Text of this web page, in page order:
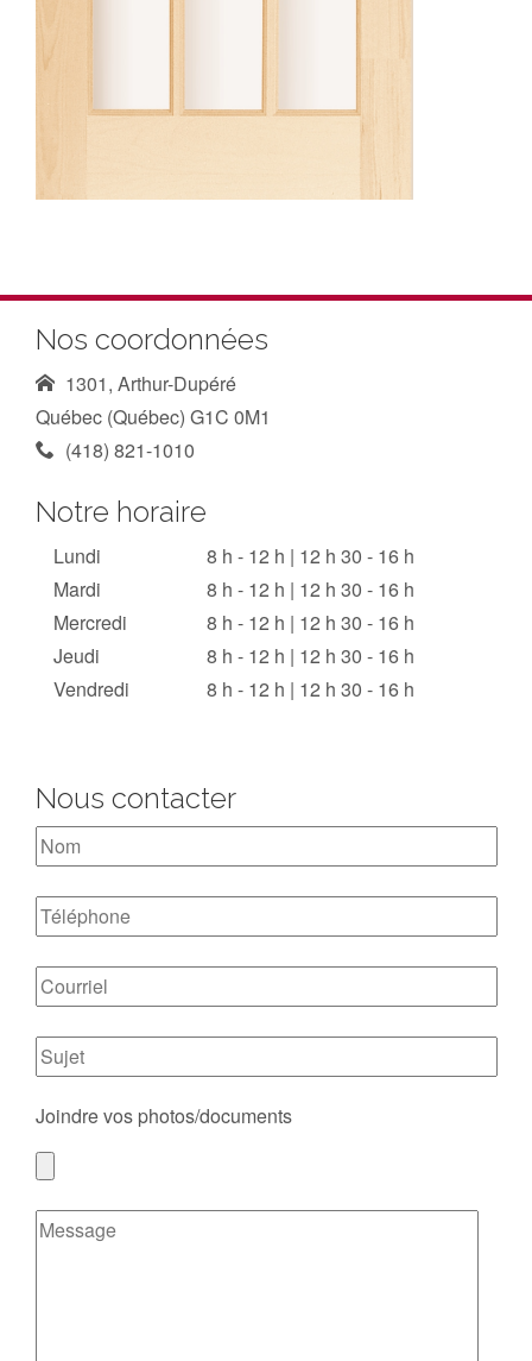
Nos coordonnées
1301, Arthur-Dupéré
Québec (Québec) G1C 0M1
(418) 821-1010
Notre horaire
Lundi
Mardi
Mercredi
Jeudi
Vendredi
8 h - 12 h | 12 h 30 - 16 h
8 h - 12 h | 12 h 30 - 16 h
8 h - 12 h | 12 h 30 - 16 h
8 h - 12 h | 12 h 30 - 16 h
8 h - 12 h | 12 h 30 - 16 h
Nous contacter
Joindre vos photos/documents